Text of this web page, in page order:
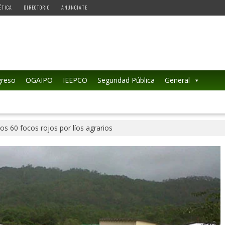
DIRECTORIO ANÚNCIATE
OGAIPO IEEPCO Seguridad Pública General
60 focos rojos por líos agrarios